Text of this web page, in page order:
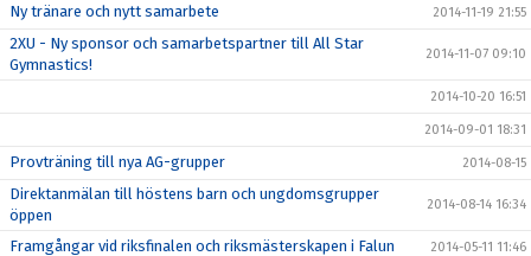
Ny tränare och nytt samarbete 2014-11-19 21:55
2XU - Ny sponsor och samarbetspartner till All Star
Gymnastics!
2014-11-07 09:10
2014-10-20 16:51
2014-09-01 18:31
Provträning till nya AG-grupper 2014-08-15
Direktanmälan till höstens barn och ungdomsgrupper
öppen
2014-08-14 16:34
Framgångar vid riksfinalen och riksmästerskapen i Falun 2014-05-11 11:46